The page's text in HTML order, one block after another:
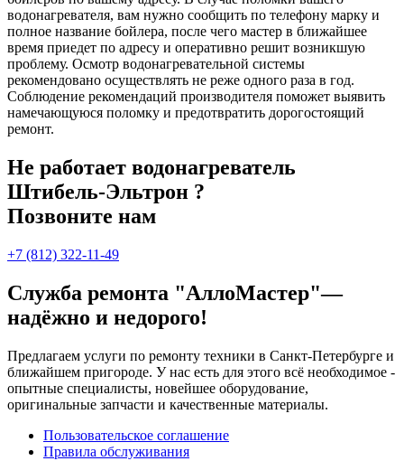
водонагревателя, вам нужно сообщить по телефону марку и
полное название бойлера, после чего мастер в ближайшее
время приедет по адресу и оперативно решит возникшую
проблему. Осмотр водонагревательной системы
рекомендовано осуществлять не реже одного раза в год.
Соблюдение рекомендаций производителя поможет выявить
намечающуюся поломку и предотвратить дорогостоящий
ремонт.
Не работает водонагреватель
Штибель-Эльтрон ?
Позвоните нам
+7 (812) 322-11-49
Служба ремонта "АллоМастер"—
надёжно и недорого!
Предлагаем услуги по ремонту техники в Санкт-Петербурге и
ближайшем пригороде. У нас есть для этого всё необходимое -
опытные специалисты, новейшее оборудование,
оригинальные запчасти и качественные материалы.
Пользовательское соглашение
Правила обслуживания